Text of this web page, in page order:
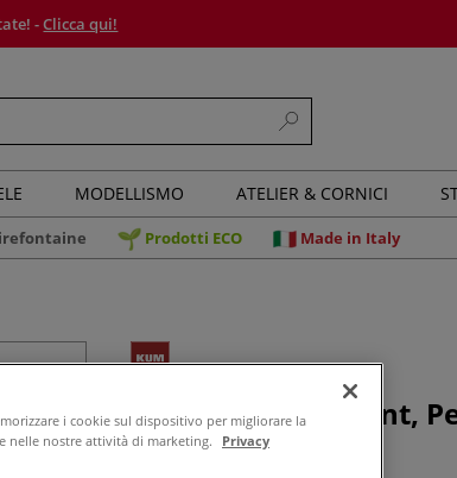
-Clicca qui!
MODELLISMO ATELIER & CORNICI
Prodotti ECO Made in Italy
Kum - Memory Point,
spada tondo
i cookie sul dispositivo per migliorare la
nelle nostre attività di marketing.
Privacy